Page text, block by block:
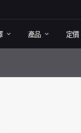
產品 定​價